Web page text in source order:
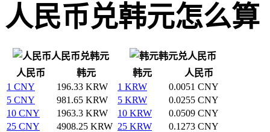
人民币兑韩元怎么算
人民币兑韩元
韩元兑人民币
人民币
韩元 韩元
人民币
1 CNY
196.33 KRW 1 KRW
0.0051 CNY
5 CNY
981.65 KRW 5 KRW
0.0255 CNY
10 CNY
1963.3 KRW 10 KRW
0.0509 CNY
25 CNY
4908.25 KRW 25 KRW
0.1273 CNY